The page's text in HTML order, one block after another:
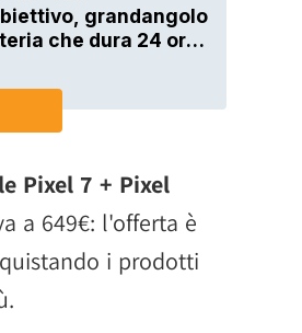
Pixel 7 + Pixel
a 649€: l'offerta è
i prodotti